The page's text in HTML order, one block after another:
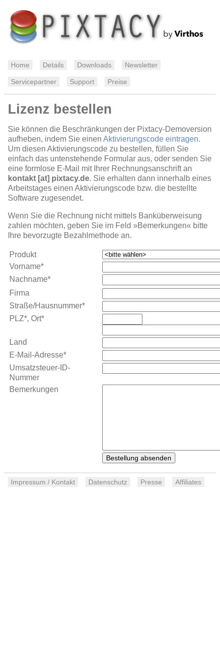
Home Details Downloads Newsletter
Servicepartner Support Preise
Lizenz bestellen
Sie können die Beschränkungen der Pixtacy-Demoversion
aufheben, indem Sie einen Aktivierungscode eintragen.
Um diesen Aktivierungscode zu bestellen, füllen Sie
einfach das untenstehende Formular aus, oder senden Sie
eine formlose E-Mail mit Ihrer Rechnungsanschrift an
kontakt [at] pixtacy.de. Sie erhalten dann innerhalb eines
Arbeitstages einen Aktivierungscode bzw. die bestellte
Software zugesendet.
Wenn Sie die Rechnung nicht mittels Banküberweisung
zahlen möchten, geben Sie im Feld »Bemerkungen« bitte
Ihre bevorzugte Bezahl­methode an.
Produkt
Vorname*
Nachname*
Firma
Straße/Hausnummer*
PLZ*, Ort*
Land
E-Mail-Adresse*
Umsatzsteuer-ID-
Nummer
Bemerkungen
Impressum / Kontakt Datenschutz Presse Affiliates